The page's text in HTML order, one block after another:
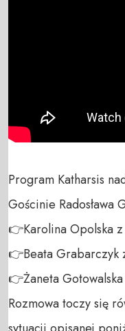
Program Katharsis
Gościnie Radosława
👉Karolina Opolska
👉Beata Grabarczyk
👉Żaneta
Rozmowa toczy się